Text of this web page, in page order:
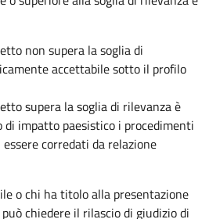
non supera la soglia di
accettabile sotto il profilo
supera la soglia di rilevanza è
di impatto paesistico i procedimenti
corredati da relazione
o chi ha titolo alla presentazione
chiedere il rilascio di giudizio di